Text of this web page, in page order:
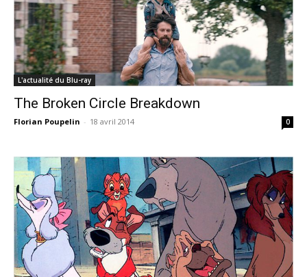
L'actualité du Blu-ray
The Broken Circle Breakdown
Florian Poupelin - 18 avril 2014 0